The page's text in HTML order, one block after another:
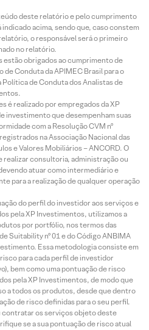
deste relatório e pelo cumprimento
indicado acima, sendo que, caso constem
o responsável será o primeiro
no relatório.
estão obrigados ao cumprimento de
Conduta da APIMEC Brasil para o
de Conduta dos Analistas de
é realizado por empregados da XP
investimento que desempenham suas
com a Resolução CVM nº
na Associação Nacional das
e Valores Mobiliários – ANCORD. O
realizar consultoria, administração ou
atuar como intermediário e
para a realização de qualquer operação
do perfil do investidor aos serviços e
pela XP Investimentos, utilizamos a
por portfólio, nos termos das
Suitability nº 01 e do Código ANBIMA
Essa metodologia consiste em
para cada perfil de investidor
bem como uma pontuação de risco
pela XP Investimentos, de modo que
a todos os produtos, desde que dentro
de risco definidas para o seu perfil.
contratar os serviços objeto deste
se a sua pontuação de risco atual